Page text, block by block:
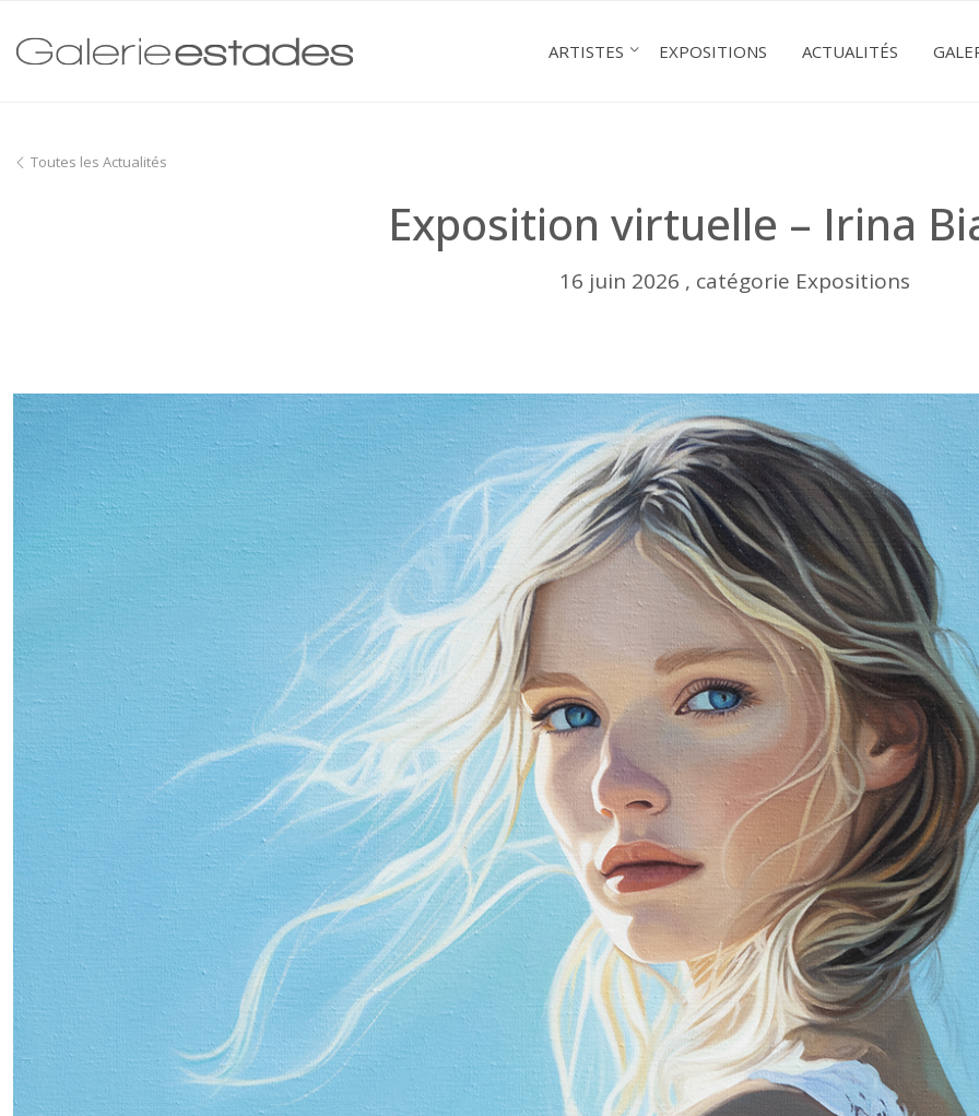
ARTISTES EXPOSITIONS ACTUALITÉS
Toutes les Actualités
Exposition virtuelle – Irina
16 juin 2026 , catégorie Expositions